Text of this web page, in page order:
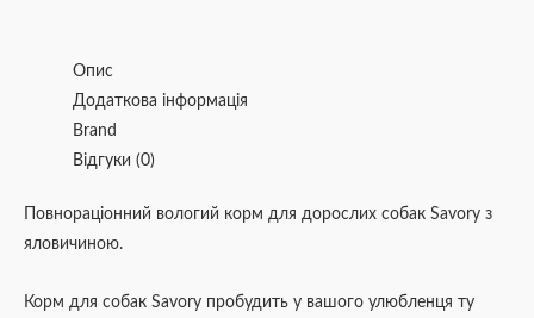
Опис
Додаткова інформація
Brand
Відгуки (0)
Повнораціонний вологий корм для дорослих собак Savory з
яловичиною.
Корм для собак Savory пробудить у вашого улюбленця ту